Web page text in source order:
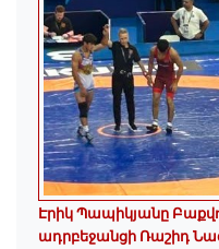
Էրիկ Պապիկյանը
ադրբեջանցի Ռաշիդ